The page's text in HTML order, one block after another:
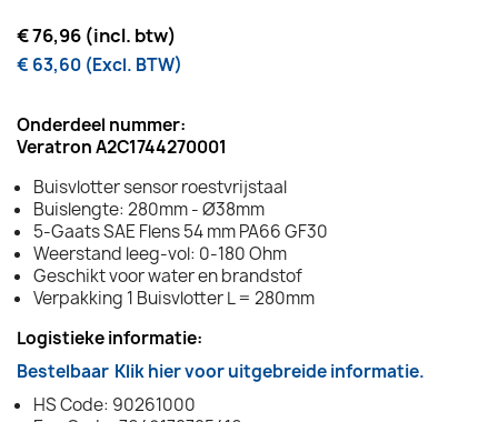
€ 76,96 (incl. btw)
€ 63,60 (Excl. BTW)
Onderdeel nummer:
Veratron A2C1744270001
Buisvlotter sensor roestvrijstaal
Buislengte: 280mm - Ø38mm
5-Gaats SAE Flens 54 mm PA66 GF30
Weerstand leeg-vol: 0-180 Ohm
Geschikt voor water en brandstof
Verpakking 1 Buisvlotter L = 280mm
Logistieke informatie:
Bestelbaar Klik hier voor uitgebreide informatie.
HS Code: 90261000